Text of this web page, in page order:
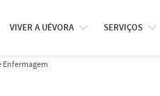
VIVER A UÉVORA SERVIÇOS
Enfermagem